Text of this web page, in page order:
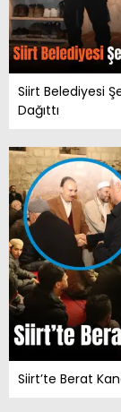
Siirt Belediyesi
Dağıttı
Siirt’te Berat